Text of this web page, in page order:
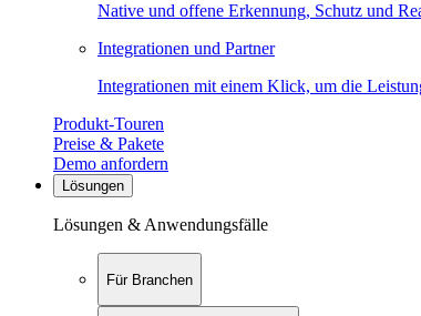
Native und offene Erkennung, Schutz und
Integrationen und Partner
Integrationen mit einem Klick, um die
Produkt-Touren
Preise & Pakete
Demo anfordern
Lösungen
Lösungen & Anwendungsfälle
Für Branchen